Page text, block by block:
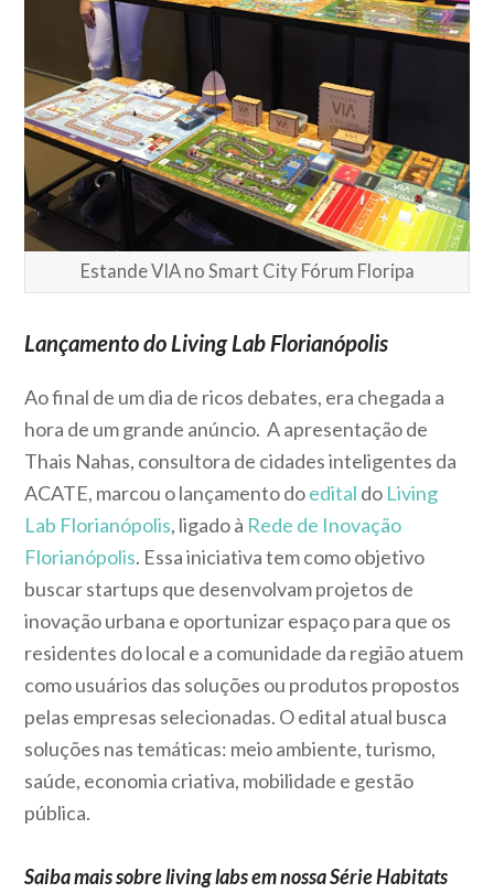
Estande VIA no Smart City Fórum Floripa
Lançamento do Living Lab Florianópolis
Ao final de um dia de ricos debates, era chegada a
hora de um grande anúncio. A apresentação de
Thais Nahas, consultora de cidades inteligentes da
ACATE, marcou o lançamento doedital do Living
Lab Florianópolis, ligado à Rede de Inovação
Florianópolis. Essa iniciativa tem como objetivo
buscar startups que desenvolvam projetos de
inovação urbana e oportunizar espaço para que os
residentes do local e a comunidade da região atuem
como usuários das soluções ou produtos propostos
pelas empresas selecionadas. O edital atual busca
soluções nas temáticas: meio ambiente, turismo,
saúde, economia criativa, mobilidade e gestão
pública.
Saiba mais sobre living labs em nossa Série Habitats